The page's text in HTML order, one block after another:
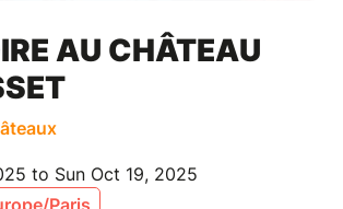
AU CHÂTEAU
to Sun Oct 19, 2025
Paris